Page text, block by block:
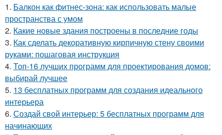
1. Балкон как фитнес-зона: как использовать малые
пространства с умом
2. Какие новые здания построены в последние годы
3. Как сделать декоративную кирпичную стену своими
руками: пошаговая инструкция
4. Топ-16 лучших программ для проектирования домов:
выбирай лучшее
5. 13 бесплатных программ для создания идеального
интерьера
6. Создай свой интерьер: 5 бесплатных программ для
начинающих